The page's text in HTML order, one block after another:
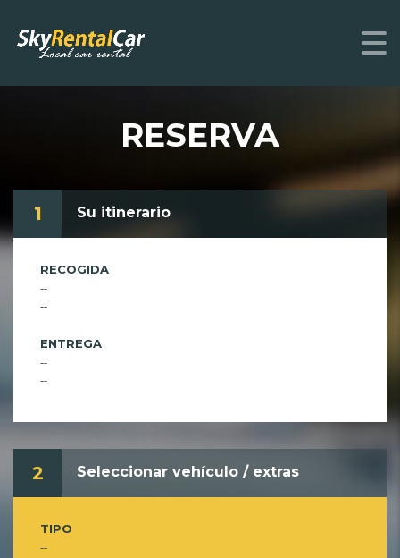
RESERVA
1 Su itinerario
RECOGIDA
--
--
ENTREGA
--
--
2 Seleccionar vehículo / extras
TIPO
--